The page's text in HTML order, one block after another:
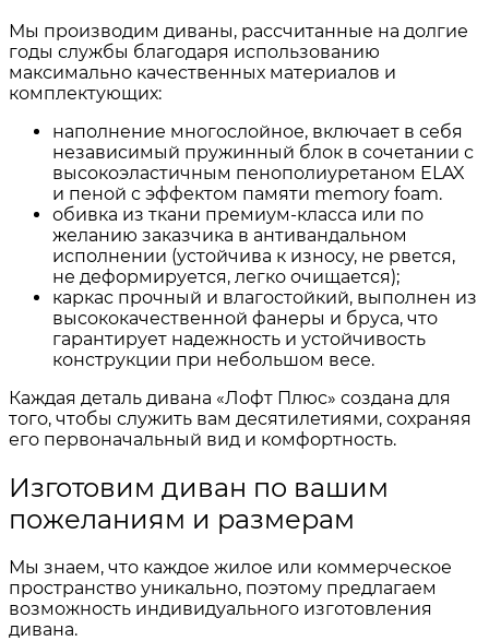
Мы производим диваны, рассчитанные на долгие
годы службы благодаря использованию
максимально качественных материалов и
комплектующих:
наполнение многослойное, включает в себя
независимый пружинный блок в сочетании с
высокоэластичным пенополиуретаном ELAX
и пеной с эффектом памяти memory foam.
обивка из ткани премиум-класса или по
желанию заказчика в антивандальном
исполнении (устойчива к износу, не рвется,
не деформируется, легко очищается);
каркас прочный и влагостойкий, выполнен из
высококачественной фанеры и бруса, что
гарантирует надежность и устойчивость
конструкции при небольшом весе.
Каждая деталь дивана «Лофт Плюс» создана для
того, чтобы служить вам десятилетиями, сохраняя
его первоначальный вид и комфортность.
Изготовим диван по вашим
пожеланиям и размерам
Мы знаем, что каждое жилое или коммерческое
пространство уникально, поэтому предлагаем
возможность индивидуального изготовления
дивана.